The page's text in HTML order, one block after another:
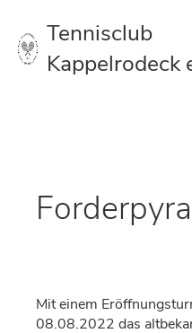
Tennisclub
Kappelrodeck
Mit einem
08.08.2022 das